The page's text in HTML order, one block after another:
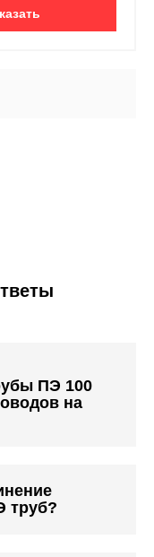
ПЭ 100
на
труб?